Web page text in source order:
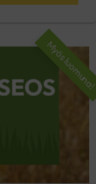
Myös